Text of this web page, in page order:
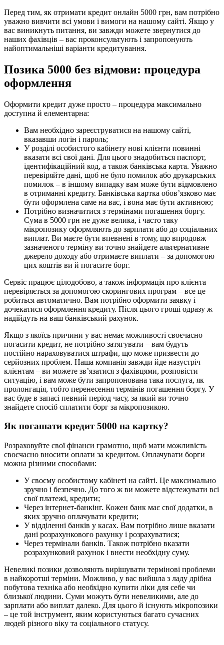
Перед тим, як отримати кредит онлайн 5000 грн, вам потрібно
уважно вивчити всі умови і вимоги на нашому сайті. Якщо у
вас виникнуть питання, ви завжди можете звернутися до
наших фахівців – вас проконсультують і запропонують
найоптимальніші варіанти кредитування.
Позика 5000 без відмови: процедура
оформлення
Оформити кредит дуже просто – процедура максимально
доступна й елементарна:
Вам необхідно зареєструватися на нашому сайті,
вказавши логін і пароль;
У розділі особистого кабінету нові клієнти повинні
вказати всі свої дані. Для цього знадобиться паспорт,
ідентифікаційний код, а також банківська карта. Уважно
перевіряйте дані, щоб не було помилок або друкарських
помилок – в іншому випадку вам може бути відмовлено
в отриманні кредиту. Банківська картка обов’язково має
бути оформлена саме на вас, і вона має бути активною;
Потрібно визначитися з термінами погашення боргу.
Сума в 5000 грн не дуже велика, і часто таку
мікропозику оформляють до зарплати або до соціальних
виплат. Ви маєте бути впевнені в тому, що впродовж
зазначеного терміну ви точно знайдете альтернативне
джерело доходу або отримаєте виплати – за допомогою
цих коштів ви й погасите борг.
Сервіс працює цілодобово, а також інформація про клієнта
перевіряється за допомогою скорингових програм – все це
робиться автоматично. Вам потрібно оформити заявку і
дочекатися оформлення кредиту. Після цього гроші одразу ж
надійдуть на ваш банківський рахунок.
Якщо з якоїсь причини у вас немає можливості своєчасно
погасити кредит, не потрібно затягувати – вам будуть
постійно нараховуватися штрафи, що може призвести до
серйозних проблем. Наша компанія завжди йде назустріч
клієнтам – ви можете зв’язатися з фахівцями, розповісти
ситуацію, і вам може бути запропонована така послуга, як
пролонгація, тобто перенесення термінів погашення боргу. У
вас буде в запасі певний період часу, за який ви точно
знайдете спосіб сплатити борг за мікропозикою.
Як погашати кредит 5000 на картку?
Розраховуйте свої фінанси грамотно, щоб мати можливість
своєчасно вносити оплати за кредитом. Оплачувати борги
можна різними способами:
У своєму особистому кабінеті на сайті. Це максимально
зручно і безпечно. До того ж ви можете відстежувати всі
свої платежі, кредити;
Через інтернет-банкінг. Кожен банк має свої додатки, в
яких зручно оплачувати кредити;
У відділенні банків у касах. Вам потрібно лише вказати
дані розрахункового рахунку і розрахуватися;
Через термінали банків. Також потрібно вказати
розрахунковий рахунок і внести необхідну суму.
Невеликі позики дозволяють вирішувати термінові проблеми
в найкоротші терміни. Можливо, у вас вийшла з ладу дрібна
побутова техніка або необхідно купити ліки для себе чи
близької людини. Суми можуть бути невеликими, але до
зарплати або виплат далеко. Для цього й існують мікропозики
– це той інструмент, яким користуються багато сучасних
людей різного віку та соціального статусу.